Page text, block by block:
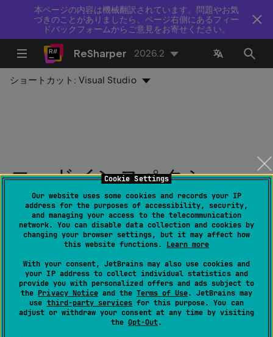
Cookie Settings
Our website uses some cookies and records your IP
address for the purposes of accessibility, security,
and managing your access to the telecommunication
network. You can disable data collection and cookies by
changing your browser settings, but it may affect how
this website functions. Learn more
With your consent, JetBrains may also use cookies and
your IP address to collect individual statistics and
provide you with personalized offers and ads subject to
the Privacy Noticeand the Terms of Use. JetBrains may
use third-party servicesfor this purpose. You can
adjust or withdraw your consent at any time by visiting
the Opt-Out.
本ページの内容は機械翻訳されています。問題やお気
づきのことがありましたら、ページ右側にあるフィー
ドバックフォームからご意見をお寄せください。
ReSharper 2026.2
ショートカット:Visual Studio
コードインスペクショ
ン：'await' 演算子のない
Async メソッド（'await'
演算子のない Async タス
クメソッド）
最終更新日： 2026 年 7 月 16 日